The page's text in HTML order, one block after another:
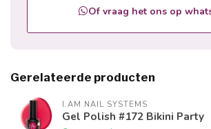
Of vraag het ons op
Gerelateerde producten
I.AM NAIL SYSTEMS
Gel Polish #172 Bikini Party